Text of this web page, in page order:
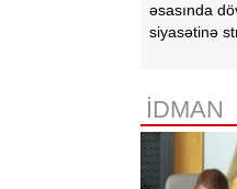
əsasında
siyasətinə
İDMAN